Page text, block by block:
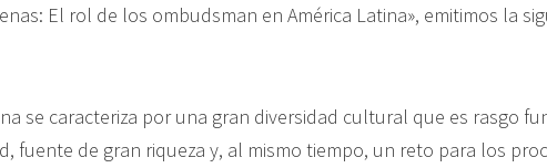
El rol de los ombudsman en América Latina», emitimos la
se caracteriza por una gran diversidad cultural que es rasgo
fuente de gran riqueza y, al mismo tiempo, un reto para los